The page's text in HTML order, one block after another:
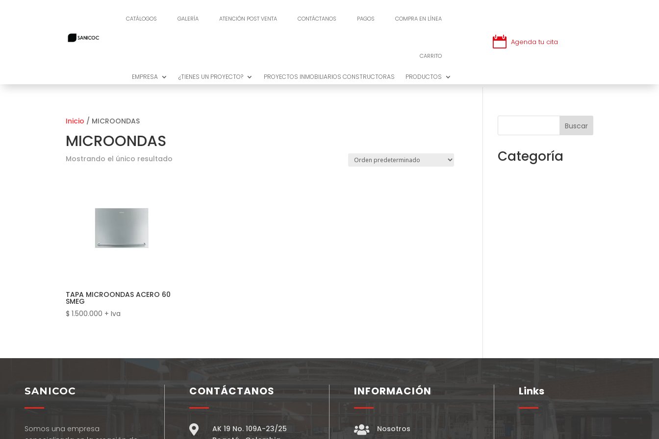
CATÁLOGOS GALERÍA ATENCIÓN POST VENTA CONTÁCTANOS PAGOS COMPRA EN LÍNEA
CARRITO
EMPRESA ¿TIENES UN PROYECTO? PROYECTOS INMOBILIARIOS CONSTRUCTORAS PRODUCTOS
 Agenda tu cita
CATÁLOGOS GALERÍA ATENCIÓN POST VENTA CONTÁCTANOS PAGOS COMPRA EN LÍNEA
CARRITO
EMPRESA ¿TIENES UN PROYECTO? PROYECTOS INMOBILIARIOS CONSTRUCTORAS PRODUCTOS
 Agenda tu cita
Inicio / MICROONDAS
MICROONDAS
Mostrando el único resultado
TAPA MICROONDAS ACERO 60
SMEG
$ 1.500.000 + Iva
Buscar
Categoría
SANICOC
Somos una empresa
CONTÁCTANOS

AK 19 No. 109A-23/25
INFORMACIÓN
 Nosotros
Links